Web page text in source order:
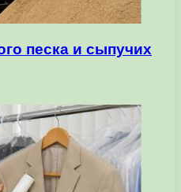
песка и сыпучих